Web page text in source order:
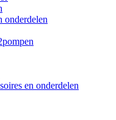
onderdelen
en onderdelen